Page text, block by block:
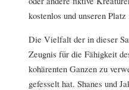
kostenlos und unseren
Die Vielfalt der in dieser
Zeugnis für die Fähigkeit
kohärenten Ganzen zu
gefesselt hat. Shanes und